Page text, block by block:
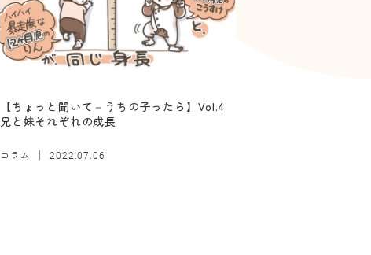
【ちょっと聞いて－うちの子ったら】Vol.4
兄と妹それぞれの成長
コラム 2022.07.06